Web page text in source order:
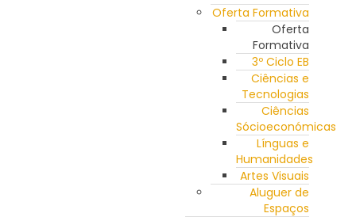
Oferta Formativa
Oferta
Formativa
3º Ciclo EB
Ciências e
Tecnologias
Ciências
Sócioeconómicas
Línguas e
Humanidades
Artes Visuais
Aluguer de
Espaços